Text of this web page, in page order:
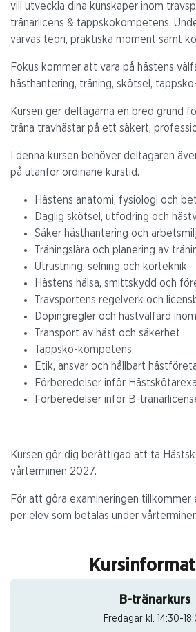
vill utveckla dina kunskaper inom
tränarlicens & tappskokompetens.
varvas teori, praktiska moment samt
Fokus kommer att vara på hästens
hästhantering, träning, skötsel,
Kursen ger deltagarna en bred grund
träna travhästar på ett säkert,
I denna kursen behöver deltagaren
på utanför ordinarie kurstid.
Hästens anatomi, fysiologi och
Daglig skötsel, utfodring och
Säker hästhantering och
Träningslära och planering av
Utrustning, selning och körteknik
Hästens hälsa, smittskydd och
Travsportens regelverk och
Dopingregler och hästvälfärd
Transport av häst och säkerhet
Tappsko-kompetens
Etik, ansvar och hållbart
Förberedelser inför
Förberedelser inför B-
Kursen gör dig berättigad att ta
vårterminen 2027.
För att göra examineringen tillkommer
per elev som betalas under
B-tränarkurs
Fredagar kl. 14:30-